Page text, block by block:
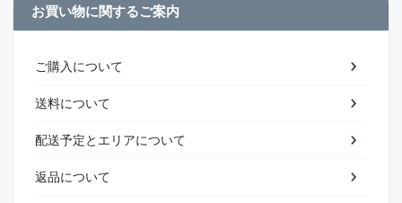
お買い物に関するご案内
ご購入について
送料について
配送予定とエリアについて
返品について